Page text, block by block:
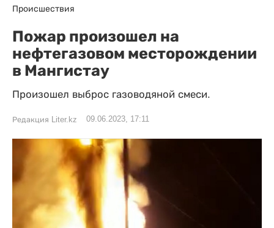
Происшествия
Пожар произошел на
нефтегазовом месторождении
в Мангистау
Произошел выброс газоводяной смеси.
Редакция Liter.kz 09.06.2023, 17:11